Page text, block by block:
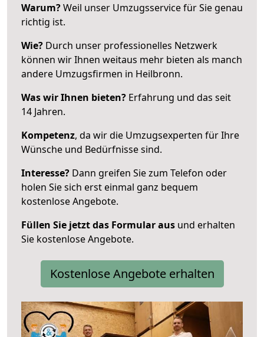
Warum?Weil unser Umzugsservice für Sie genau
richtig ist.
Wie? Durch unser professionelles Netzwerk
können wir Ihnen weitaus mehr bieten als manch
andere Umzugsfirmen in Heilbronn.
Was wir Ihnen bieten? Erfahrung und das seit
14 Jahren.
Kompetenz, da wir die Umzugsexperten für Ihre
Wünsche und Bedürfnisse sind.
Interesse? Dann greifen Sie zum Telefon oder
holen Sie sich erst einmal ganz bequem
kostenlose Angebote.
Füllen Sie jetzt das Formular aus und erhalten
Sie kostenlose Angebote.
Kostenlose Angebote erhalten